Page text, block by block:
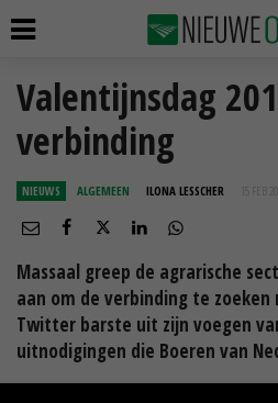
Valentijnsdag
verbinding
NIEUWS ALGEMEEN ILONA LESSCHER 15 FEB
Massaal greep de agrarische
aan om de verbinding te
Twitter barste uit zijn voegen
uitnodigingen die Boeren van